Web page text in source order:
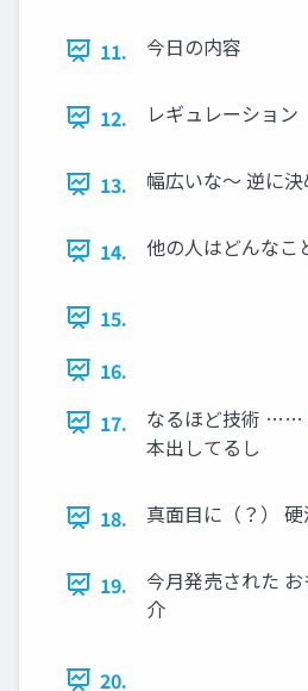
11. 今日の内容
12. レギュレーション
13. 幅広いな～ 逆に
14. 他の人はどんなこ
15.
16.
17.
なるほど技術 ……
本出してるし
18. 真面目に（？）
19.
今月発売された
介
20.